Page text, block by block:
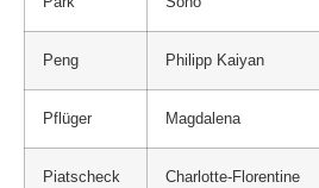
Peng Philipp Kaiyan
Pflüger Magdalena
Piatscheck Charlotte-Florentine